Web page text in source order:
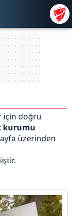
için doğru
kurumu
üzerinden